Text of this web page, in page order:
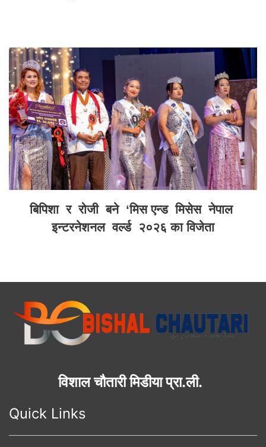
बिपिशा र रोजी बने ‘मिस एन्ड मिसेस नेपाल
इन्टरनेशनल वर्ल्ड २०२६ का विजेता
विशाल चौतारी मिडीया प्रा.ली.
Quick Links